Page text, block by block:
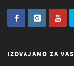
IZDVAJAMO ZA